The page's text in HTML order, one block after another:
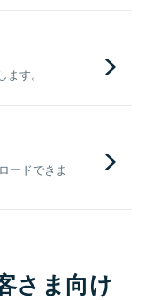
す。
ードできま
さま向け